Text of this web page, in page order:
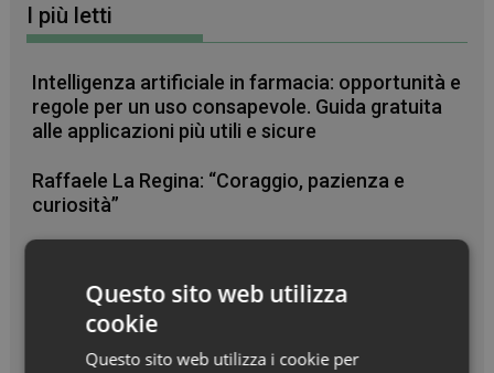
I più letti
Intelligenza artificiale in farmacia: opportunità e
regole per un uso consapevole. Guida gratuita
alle applicazioni più utili e sicure
Raffaele La Regina: “Coraggio, pazienza e
curiosità”
Zanzare & West Nile virus, prevenzione prima di
Questo sito web utilizza
cookie
Questo sito web utilizza i cookie per